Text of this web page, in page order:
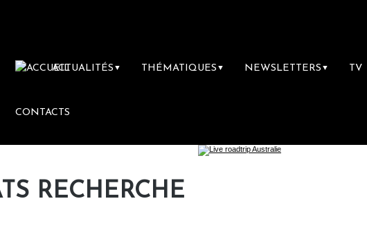
ACTUALITÉS ▼ THÉMATIQUES ▼ NEWSLETTERS ▼ TV
CONTACTS
RECHERCHE